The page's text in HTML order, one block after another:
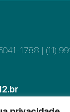
sociaissociais
1788 | (11)